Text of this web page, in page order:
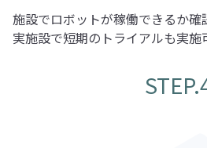
施設でロボットが稼働できるか確
実施設で短期のトライアルも実施